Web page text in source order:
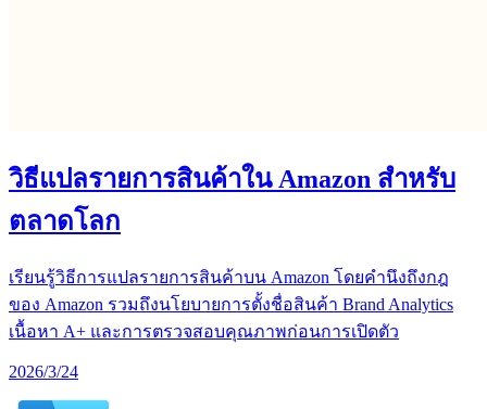
วิธีแปลรายการสินค้าใน Amazon สำหรับ
ตลาดโลก
เรียนรู้วิธีการแปลรายการสินค้าบน Amazon โดยคำนึงถึงกฎ
ของ Amazon รวมถึงนโยบายการตั้งชื่อสินค้า Brand Analytics
เนื้อหา A+ และการตรวจสอบคุณภาพก่อนการเปิดตัว
2026/3/24